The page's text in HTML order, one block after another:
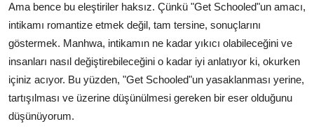
Ama bence bu eleştiriler haksız. Çünkü "Get Schooled"un amacı,
intikamı romantize etmek değil, tam tersine, sonuçlarını
göstermek. Manhwa, intikamın ne kadar yıkıcı olabileceğini ve
insanları nasıl değiştirebileceğini o kadar iyi anlatıyor ki, okurken
içiniz acıyor. Bu yüzden, "Get Schooled"un yasaklanması yerine,
tartışılması ve üzerine düşünülmesi gereken bir eser olduğunu
düşünüyorum.